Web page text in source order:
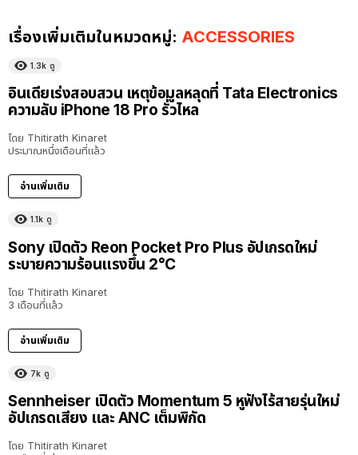
เรื่องเพิ่มเติมในหมวดหมู่: ACCESSORIES
1.3k ดู
อินเดียเร่งสอบสวน เหตุข้อมูลหลุดที่ Tata Electronics
ความลับ iPhone 18 Pro รั่วไหล
โดย Thitirath Kinaret
ประมาณหนึ่งเดือนที่แล้ว
อ่านเพิ่มเติม
1.1k ดู
Sony เปิดตัว Reon Pocket Pro Plus อัปเกรดใหม่
ระบายความร้อนแรงขึ้น 2°C
โดย Thitirath Kinaret
3 เดือนที่แล้ว
อ่านเพิ่มเติม
7k ดู
Sennheiser เปิดตัว Momentum 5 หูฟังไร้สายรุ่นใหม่
อัปเกรดเสียง และ ANC เต็มพิกัด
โดย Thitirath Kinaret